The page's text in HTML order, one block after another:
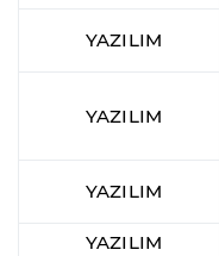
YAZILIM
YAZILIM
YAZILIM
YAZILIM